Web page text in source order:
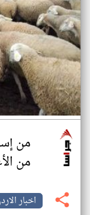
من
اخبار